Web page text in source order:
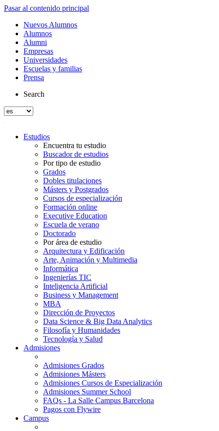
Pasar al contenido principal
Nuevos Alumnos
Alumnos
Alumni
Empresas
Universidades
Escuelas y familias
Prensa
Search
Estudios
Encuentra tu estudio
Buscador de estudios
Por tipo de estudio
Grados
Dobles titulaciones
Másters y Postgrados
Cursos de especialización
Formación online
Executive Education
Escuela de verano
Doctorado
Por área de estudio
Arquitectura y Edificación
Arte, Animación y Multimedia
Informática
Ingenierías TIC
Inteligencia Artificial
Business y Management
MBA
Dirección de Proyectos
Data Science & Big Data Analytics
Filosofía y Humanidades
Tecnología y Salud
Admisiones
Admisiones Grados
Admisiones Másters
Admisiones Cursos de Especialización
Admisiones Summer School
FAQs - La Salle Campus Barcelona
Pagos con Flywire
Campus